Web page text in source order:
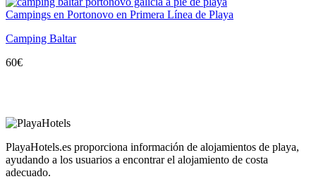
Campings en Portonovo en Primera Línea de Playa
Camping Baltar
60€
PlayaHotels.es proporciona información de alojamientos de playa,
ayudando a los usuarios a encontrar el alojamiento de costa
adecuado.